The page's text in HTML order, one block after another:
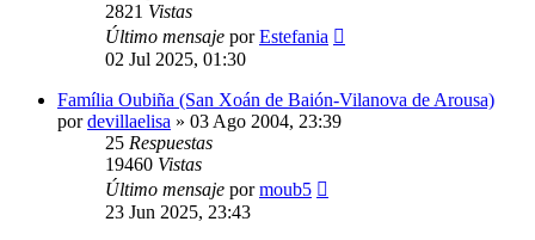
2821 Vistas
Último mensaje porEstefania
02 Jul 2025, 01:30
Família Oubiña (San Xoán de Baión-Vilanova de Arousa)
pordevillaelisa » 03 Ago 2004, 23:39
25 Respuestas
19460 Vistas
Último mensaje pormoub5
23 Jun 2025, 23:43